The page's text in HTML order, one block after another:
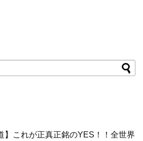
】これが正真正銘のYES！！全世界